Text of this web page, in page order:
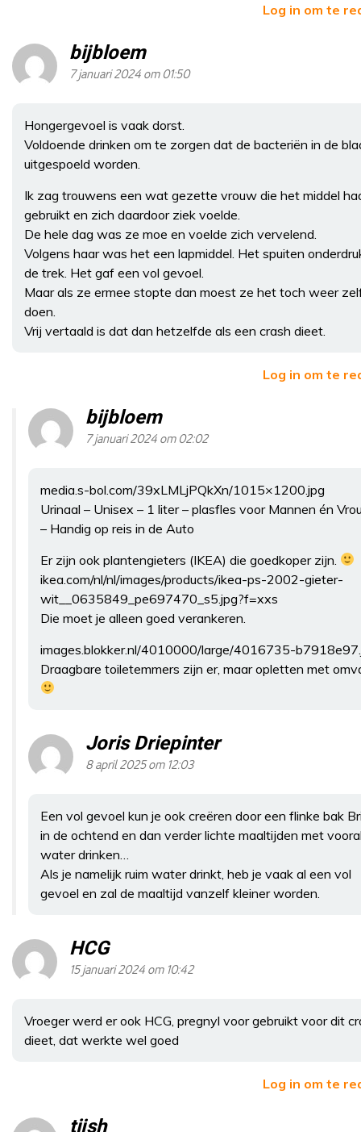
Log in om te
bijbloem
7 januari 2024 om 01:50
Hongergevoel is vaak dorst.
Voldoende drinken om te zorgen dat de bacteriën in de
uitgespoeld worden.
Ik zag trouwens een wat gezette vrouw die het middel
gebruikt en zich daardoor ziek voelde.
De hele dag was ze moe en voelde zich vervelend.
Volgens haar was het een lapmiddel. Het spuiten
de trek. Het gaf een vol gevoel.
Maar als ze ermee stopte dan moest ze het toch weer
doen.
Vrij vertaald is dat dan hetzelfde als een crash dieet.
Log in om te
bijbloem
7 januari 2024 om 02:02
media.s-bol.com/39xLMLjPQkXn/1015×1200.jpg
Urinaal – Unisex – 1 liter – plasfles voor Mannen én
– Handig op reis in de Auto
Er zijn ook plantengieters (IKEA) die goedkoper zijn.
ikea.com/nl/nl/images/products/ikea-ps-2002-gieter-
wit__0635849_pe697470_s5.jpg?f=xxs
Die moet je alleen goed verankeren.
images.blokker.nl/4010000/large/4016735-
Draagbare toiletemmers zijn er, maar opletten met
Joris Driepinter
8 april 2025 om 12:03
Een vol gevoel kun je ook creëren door een flinke bak
in de ochtend en dan verder lichte maaltijden met
water drinken…
Als je namelijk ruim water drinkt, heb je vaak al een vol
gevoel en zal de maaltijd vanzelf kleiner worden.
HCG
15 januari 2024 om 10:42
Vroeger werd er ook HCG, pregnyl voor gebruikt voor dit
dieet, dat werkte wel goed
Log in om te